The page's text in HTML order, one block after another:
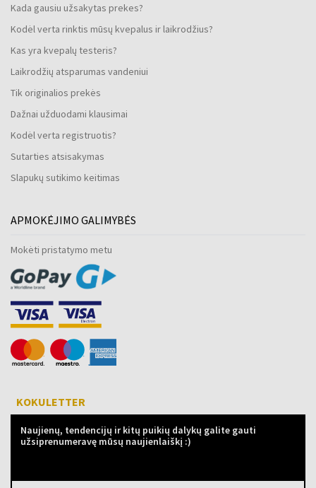
Kada gausiu užsakytas prekes?
Kodėl verta rinktis mūsų kvepalus ir laikrodžius?
Kas yra kvepalų testeris?
Laikrodžių atsparumas vandeniui
Tik originalios prekės
Dažnai užduodami klausimai
Kodėl verta registruotis?
Sutarties atsisakymas
Slapukų sutikimo keitimas
APMOKĖJIMO GALIMYBĖS
Mokėti pristatymo metu
KOKULETTER
Naujienų, tendencijų ir kitų puikių dalykų galite gauti
užsiprenumeravę mūsų naujienlaiškį :)